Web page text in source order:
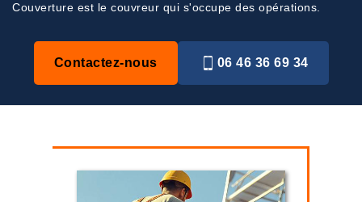
Couverture est le couvreur qui s'occupe des opérations.
Contactez-nous 06 46 36 69 34